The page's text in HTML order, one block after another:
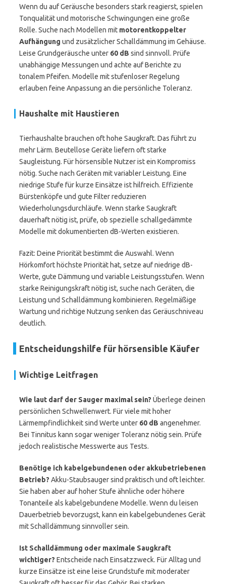
Wenn du auf Geräusche besonders stark reagierst, spielen
Tonqualität und motorische Schwingungen eine große
Rolle. Suche nach Modellen mit motorentkoppelter
Aufhängung und zusätzlicher Schalldämmung im Gehäuse.
Leise Grundgeräusche unter 60 dB sind sinnvoll. Prüfe
unabhängige Messungen und achte auf Berichte zu
tonalem Pfeifen. Modelle mit stufenloser Regelung
erlauben feine Anpassung an die persönliche Toleranz.
Haushalte mit Haustieren
Tierhaushalte brauchen oft hohe Saugkraft. Das führt zu
mehr Lärm. Beutellose Geräte liefern oft starke
Saugleistung. Für hörsensible Nutzer ist ein Kompromiss
nötig. Suche nach Geräten mit variabler Leistung. Eine
niedrige Stufe für kurze Einsätze ist hilfreich. Effiziente
Bürstenköpfe und gute Filter reduzieren
Wiederholungsdurchläufe. Wenn starke Saugkraft
dauerhaft nötig ist, prüfe, ob spezielle schallgedämmte
Modelle mit dokumentierten dB-Werten existieren.
Fazit: Deine Priorität bestimmt die Auswahl. Wenn
Hörkomfort höchste Priorität hat, setze auf niedrige dB-
Werte, gute Dämmung und variable Leistungsstufen. Wenn
starke Reinigungskraft nötig ist, suche nach Geräten, die
Leistung und Schalldämmung kombinieren. Regelmäßige
Wartung und richtige Nutzung senken das Geräuschniveau
deutlich.
Entscheidungshilfe für hörsensible Käufer
Wichtige Leitfragen
Wie laut darf der Sauger maximal sein? Überlege deinen
persönlichen Schwellenwert. Für viele mit hoher
Lärmempfindlichkeit sind Werte unter 60 dB angenehmer.
Bei Tinnitus kann sogar weniger Toleranz nötig sein. Prüfe
jedoch realistische Messwerte aus Tests.
Benötige ich kabelgebundenen oder akkubetriebenen
Betrieb? Akku-Staubsauger sind praktisch und oft leichter.
Sie haben aber auf hoher Stufe ähnliche oder höhere
Tonanteile als kabelgebundene Modelle. Wenn du leisen
Dauerbetrieb bevorzugst, kann ein kabelgebundenes Gerät
mit Schalldämmung sinnvoller sein.
Ist Schalldämmung oder maximale Saugkraft
wichtiger? Entscheide nach Einsatzzweck. Für Alltag und
kurze Einsätze ist eine leise Grundstufe mit moderater